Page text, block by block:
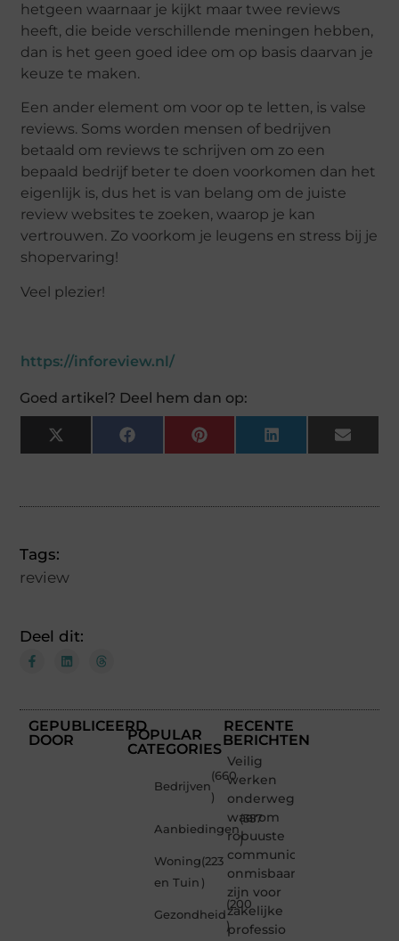
hetgeen waarnaar je kijkt maar twee reviews
heeft, die beide verschillende meningen hebben,
dan is het geen goed idee om op basis daarvan je
keuze te maken.
Een ander element om voor op te letten, is valse
reviews. Soms worden mensen of bedrijven
betaald om reviews te schrijven om zo een
bepaald bedrijf beter te doen voorkomen dan het
eigenlijk is, dus het is van belang om de juiste
review websites te zoeken, waarop je kan
vertrouwen. Zo voorkom je leugens en stress bij je
shopervaring!
Veel plezier!
https://inforeview.nl/
Goed artikel? Deel hem dan op:
X
(Twitter)
FacebookPinterestLinkedInEmail
Tags:
review
Deel dit:
GEPUBLICEERD
DOOR
POPULAR
CATEGORIES
Bedrijven
(660
)
Aanbiedingen
(357
)
Woning
en Tuin
(223
)
Gezondheid
(200
)
RECENTE
BERICHTEN
Veilig
werken
onderweg:
waarom
robuuste
communicatiemiddelen
onmisbaar
zijn voor
zakelijke
professio